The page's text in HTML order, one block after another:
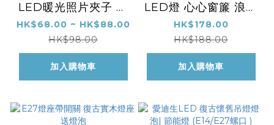
LED暖光照片夾子 室
內裝飾燈泡
HK$68.00 ~ HK$88.00
HK$98.00
加入購物車
LED燈 心心窗簾 浪漫
生日節日氣氛裝飾燈
聖誕新年大廳房間佈置
燈
HK$178.00
HK$188.00
加入購物車